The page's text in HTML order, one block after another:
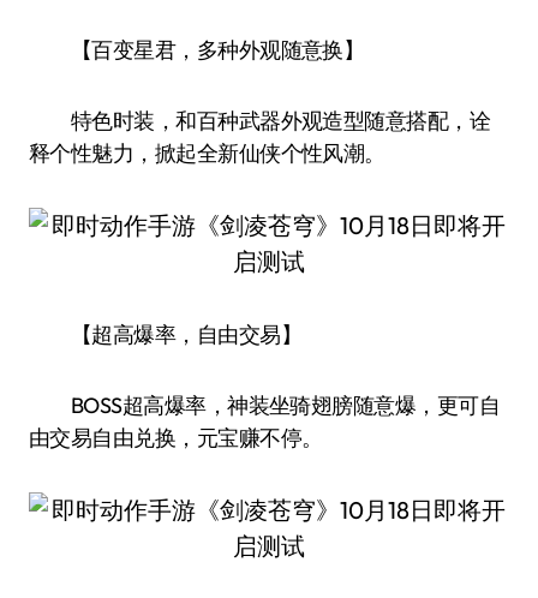
【百变星君，多种外观随意换】
特色时装，和百种武器外观造型随意搭配，诠
释个性魅力，掀起全新仙侠个性风潮。
【超高爆率，自由交易】
BOSS超高爆率，神装坐骑翅膀随意爆，更可自
由交易自由兑换，元宝赚不停。